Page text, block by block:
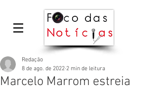
Marcelo Marrom estreia
Redação
8 de ago. de 2022 2 min de leitura